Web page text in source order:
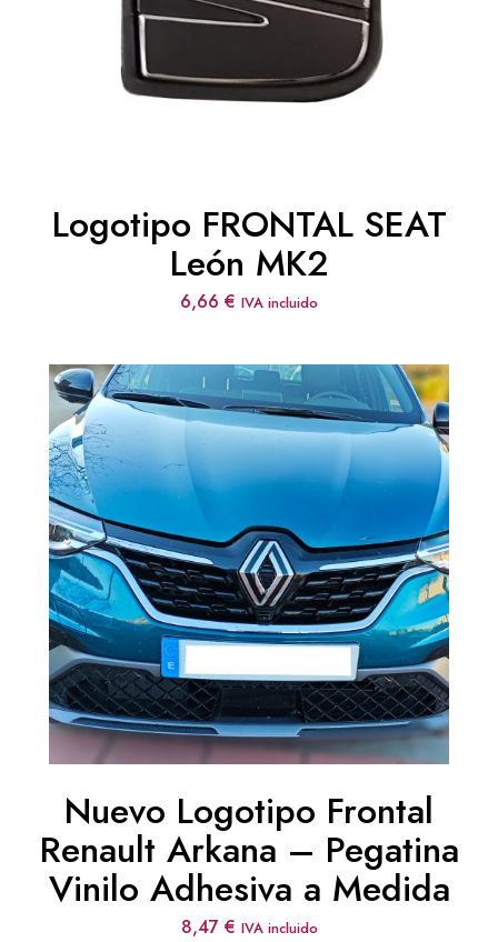
Logotipo FRONTAL SEAT
León MK2
6,66 € IVA incluido
Nuevo Logotipo Frontal
Renault Arkana – Pegatina
Vinilo Adhesiva a Medida
8,47 € IVA incluido